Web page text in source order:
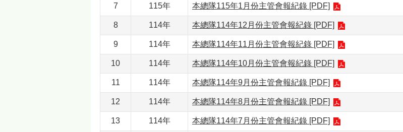
7 115年 本總隊115年1月份主管會報紀錄 [PDF]
8 114年 本總隊114年12月份主管會報紀錄 [PDF]
9 114年 本總隊114年11月份主管會報紀錄 [PDF]
10 114年 本總隊114年10月份主管會報紀錄 [PDF]
11 114年 本總隊114年9月份主管會報紀錄 [PDF]
12 114年 本總隊114年8月份主管會報紀錄 [PDF]
13 114年 本總隊114年7月份主管會報紀錄 [PDF]